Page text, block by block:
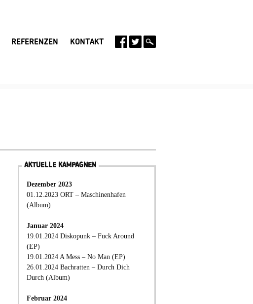
REFERENZEN KONTAKT
AKTUELLE KAMPAGNEN
Dezember 2023
01.12.2023 ORT – Maschinenhafen
(Album)
Januar 2024
19.01.2024 Diskopunk – Fuck Around
(EP)
19.01.2024 A Mess – No Man (EP)
26.01.2024 Bachratten – Durch Dich
Durch (Album)
Februar 2024